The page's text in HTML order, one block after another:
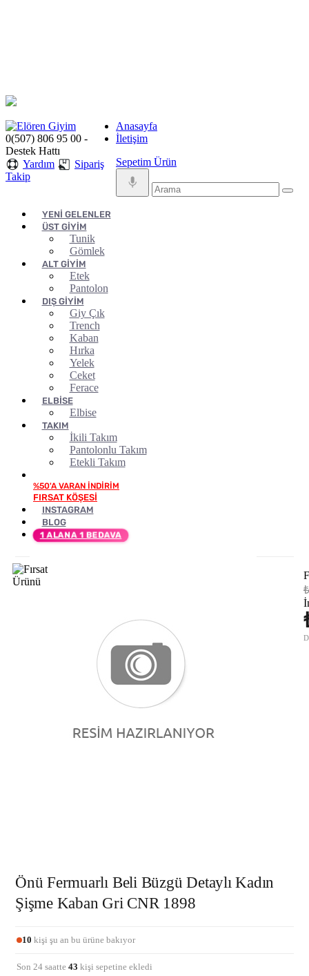
0(507) 806 95 00 -
Destek Hattı
Yardım
Sipariş
Takip
Anasayfa
İletişim
Sepetim Ürün
YENİ GELENLER
ÜST GİYİM
Tunik
Gömlek
ALT GİYİM
Etek
Pantolon
DIŞ GİYİM
Giy Çık
Trench
Kaban
Hırka
Yelek
Ceket
Ferace
ELBİSE
Elbise
TAKIM
İkili Takım
Pantolonlu Takım
Etekli Takım
FIRSAT KÖŞESİ
INSTAGRAM
BLOG
1 ALANA 1 BEDAVA
Önü Fermuarlı Beli Büzgü Detaylı Kadın
Şişme Kaban Gri CNR 1898
10 kişi şu an bu ürüne bakıyor
Son 24 saatte 43 kişi sepetine ekledi